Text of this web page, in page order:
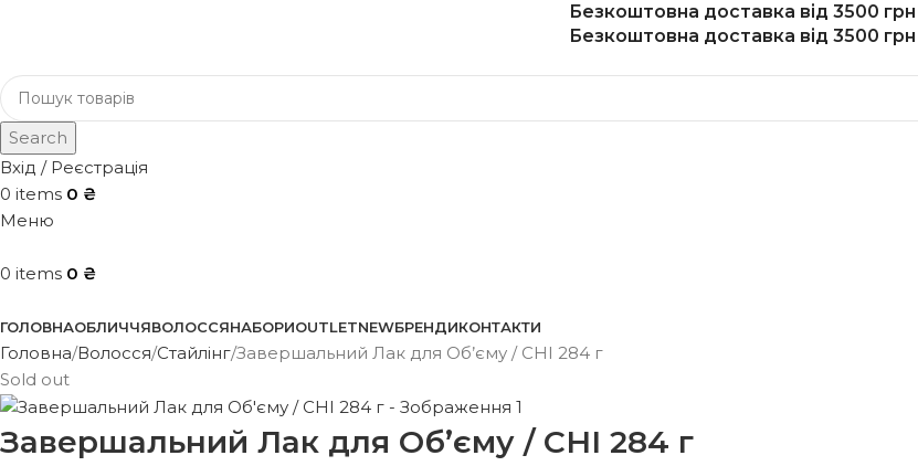
Безкоштовна доставка від 3500 грн
Безкоштовна доставка від 3500 грн
Search
Вхід / Реєстрація
0 items 0 ₴
Меню
0 items 0 ₴
ГОЛОВНАОБЛИЧЧЯВОЛОССЯНАБОРИOUTLETNEWБРЕНДИКОНТАКТИ
Головна Волосся Стайлінг Завершальний Лак для Об’єму / CHI 284 г
Sold out
Завершальний Лак для Об’єму / CHI 284 г